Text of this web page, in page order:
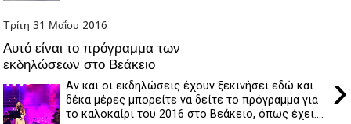
Τρίτη 31 Μαΐου 2016
Αυτό είναι το πρόγραμμα των
εκδηλώσεων στο Βεάκειο
›
Αν και οι εκδηλώσεις έχουν ξεκινήσει εδώ και
δέκα μέρες μπορείτε να δείτε το πρόγραμμα για
το καλοκαίρι του 2016 στο Βεάκειο, όπως έχει....